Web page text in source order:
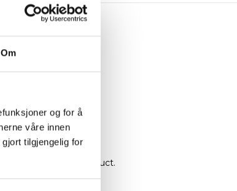
Om
og for å
våre innen
tilgjengelig for
farm to final product.